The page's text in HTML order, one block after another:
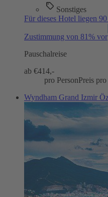
Sonstiges
Für dieses Hotel liegen
Zustimmung von 81% vor
Pauschalreise
ab €414,-
pro PersonPreis pro
Wyndham Grand Izmir